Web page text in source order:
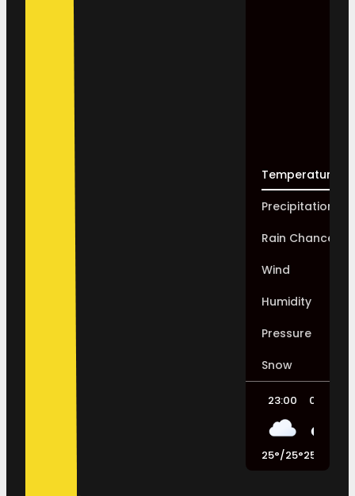
Temperature
Precipitation
Rain Chance
Wind
Humidity
Pressure
Snow
23:00
25°/25°
02:00
25